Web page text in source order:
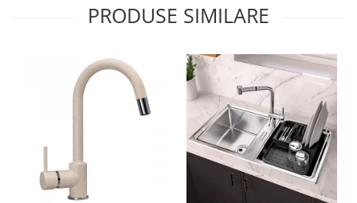
PRODUSE SIMILARE